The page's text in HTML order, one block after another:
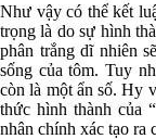
Như vậy có thể kết
trọng là do sự hình
phân trắng dĩ nhiên
sống của tôm. Tuy
còn là một ẩn số. Hy
thức hình thành của
nhân chính xác tạo ra